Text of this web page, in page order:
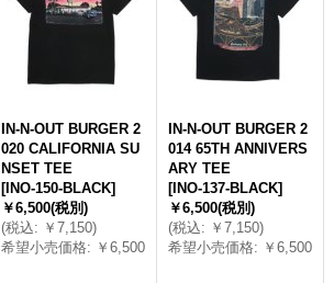
IN-N-OUT BURGER 2
020 CALIFORNIA SU
NSET TEE
[INO-150-BLACK]
￥6,500(税別)
(税込: ￥7,150)
希望小売価格: ￥6,500
IN-N-OUT BURGER 2
014 65TH ANNIVERS
ARY TEE
[INO-137-BLACK]
￥6,500(税別)
(税込: ￥7,150)
希望小売価格: ￥6,500